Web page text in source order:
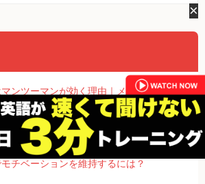
ンツーマンが効く理由｜メリット・デメ
用術
チベーションを維持するには？
×